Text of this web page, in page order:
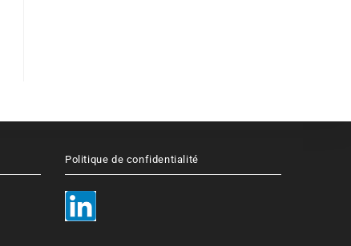
Politique de confidentialité